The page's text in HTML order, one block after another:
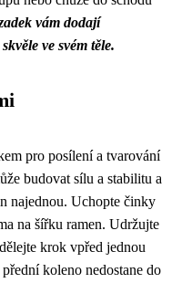
vám dodají
ve svém těle.
pro posílení a tvarování
budovat sílu a stabilitu a
najednou. Uchopte činky
na šířku ramen. Udržujte
krok vpřed jednou
koleno nedostane do